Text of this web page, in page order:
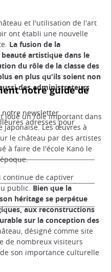
et l'utilisation de l'art
ont établi une nouvelle
La fusion de la
artistique dans le
du rôle de la classe des
en plus qu'ils soient non
des administrateurs
joué un rôle important dans
japonaise. Les œuvres à
le château par des artistes
à faire de l'école Kanō le
continue de captiver
public. Bien que la
héritage se perpétue
aux reconstructions
sur la conception des
désigné comme site
de nombreux visiteurs
son importance culturelle